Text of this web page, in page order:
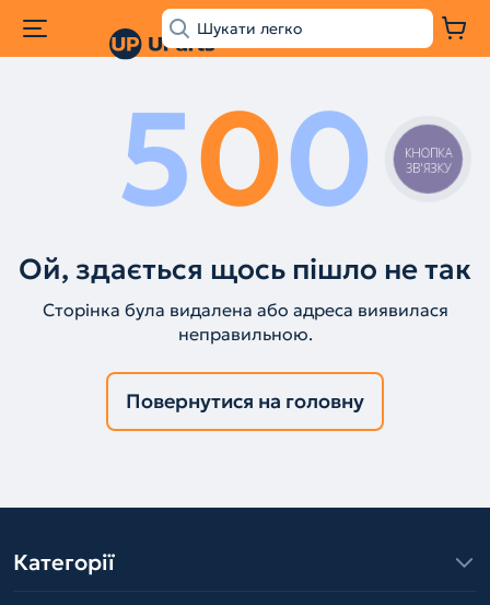
500
Ой, здається щось пішло не так
Сторінка була видалена або адреса виявилася
неправильною.
Повернутися на головну
Категорії
КНОПКА
ЗВ'ЯЗКУ